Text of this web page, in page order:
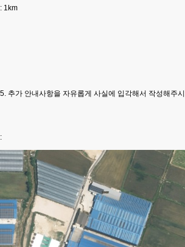
: 1km
5. 추가 안내사항을 자유롭게 사실에 입각해서 작성해주
: